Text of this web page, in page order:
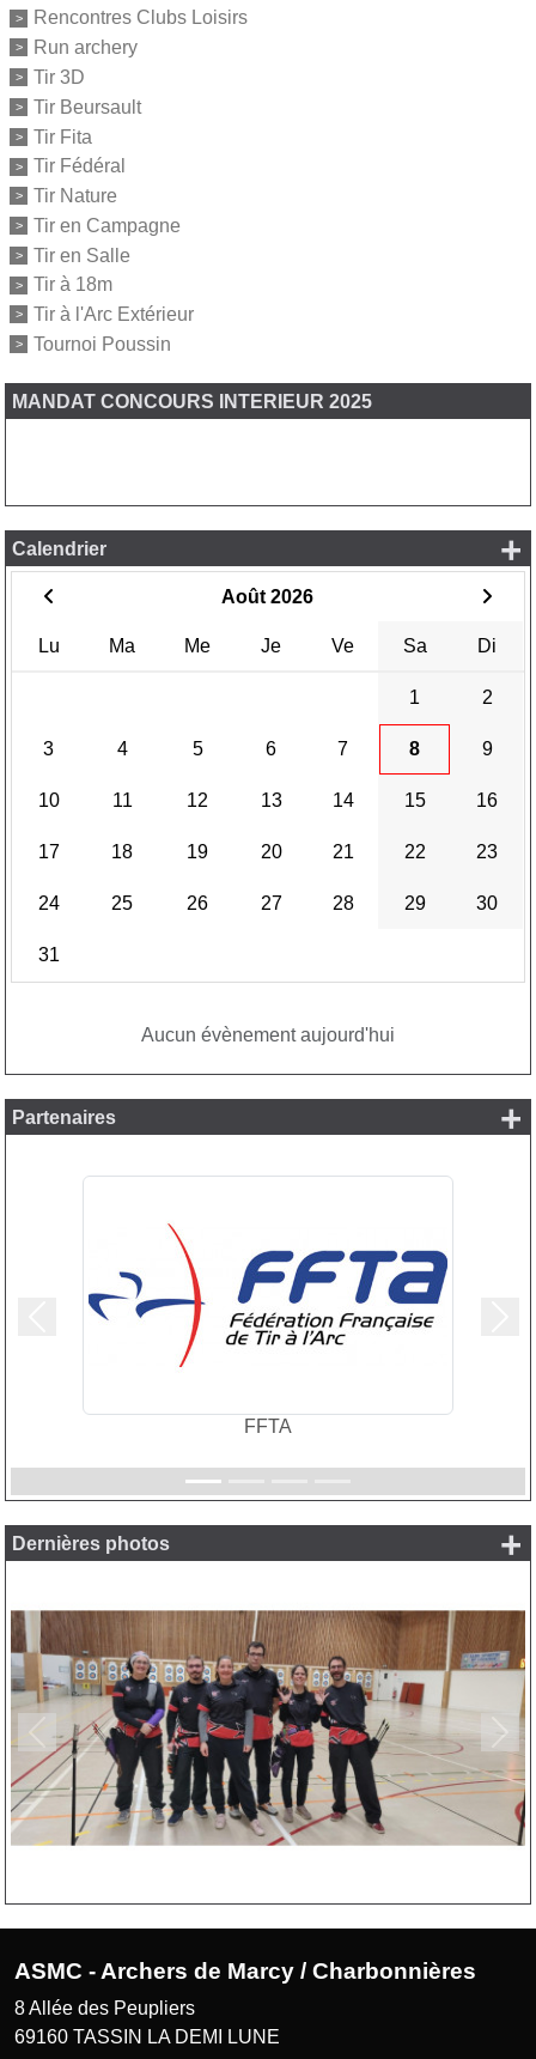
Rencontres Clubs Loisirs
Run archery
Tir 3D
Tir Beursault
Tir Fita
Tir Fédéral
Tir Nature
Tir en Campagne
Tir en Salle
Tir à 18m
Tir à l'Arc Extérieur
Tournoi Poussin
MANDAT CONCOURS INTERIEUR 2025
Calendrier
Août 2026
Lu Ma Me Je Ve Sa Di
1 2
3 4 5 6 7 8 9
10 11 12 13 14 15 16
17 18 19 20 21 22 23
24 25 26 27 28 29 30
31
Aucun évènement aujourd'hui
+
Partenaires
FFTA
+
Dernières photos
Précedent
+
ASMC - Archers de Marcy / Charbonnières
8 Allée des Peupliers
69160 TASSIN LA DEMI LUNE